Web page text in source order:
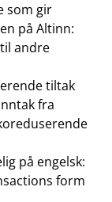
som gir
på Altinn:
andre
tiltak
fra
på engelsk:
form